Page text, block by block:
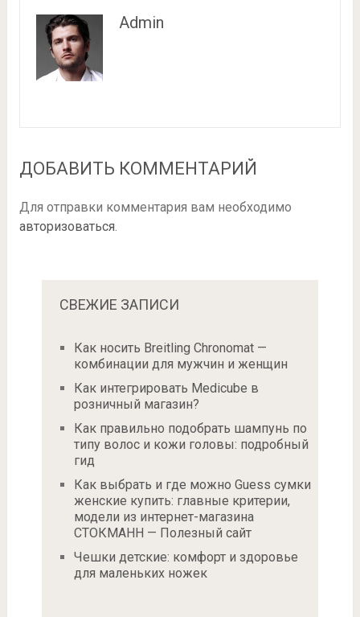
Admin
ДОБАВИТЬ КОММЕНТАРИЙ
Для отправки комментария вам необходимо
авторизоваться
СВЕЖИЕ ЗАПИСИ
Как носить Breitling Chronomat —
комбинации для мужчин и женщин
Как интегрировать Medicube в
розничный магазин?
Как правильно подобрать шампунь по
типу волос и кожи головы: подробный
гид
Как выбрать и где можно Guess сумки
женские купить: главные критерии,
модели из интернет-магазина
СТОКМАНН — Полезный сайт
Чешки детские: комфорт и здоровье
для маленьких ножек